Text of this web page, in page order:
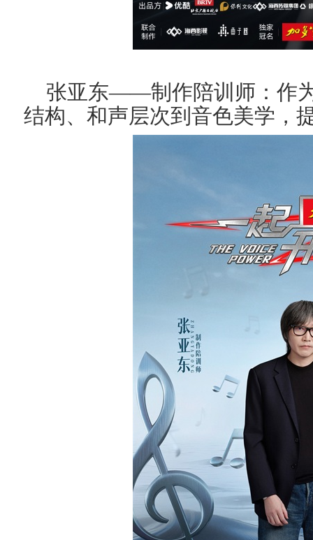
张亚东——制作陪训师： 作
结构、和声层次到音色美学，